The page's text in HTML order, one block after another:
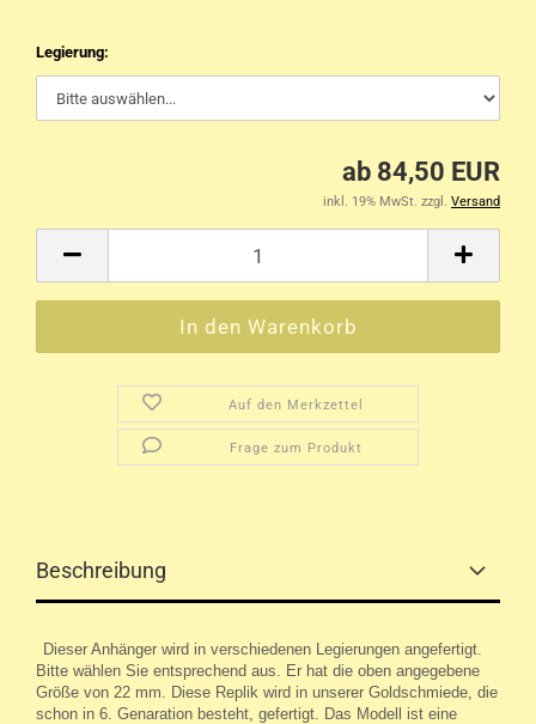
Legierung:
ab 84,50 EUR
inkl. 19% MwSt. zzgl. Versand
Auf den Merkzettel
Frage zum Produkt
Beschreibung
Dieser Anhänger wird in verschiedenen Legierungen angefertigt.
Bitte wählen Sie entsprechend aus. Er hat die oben angegebene
Größe von 22 mm. Diese Replik wird in unserer Goldschmiede, die
schon in 6. Genaration besteht, gefertigt. Das Modell ist eine